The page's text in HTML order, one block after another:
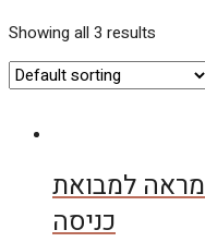
Showing all 3 results
מראה למבואת
כניסה